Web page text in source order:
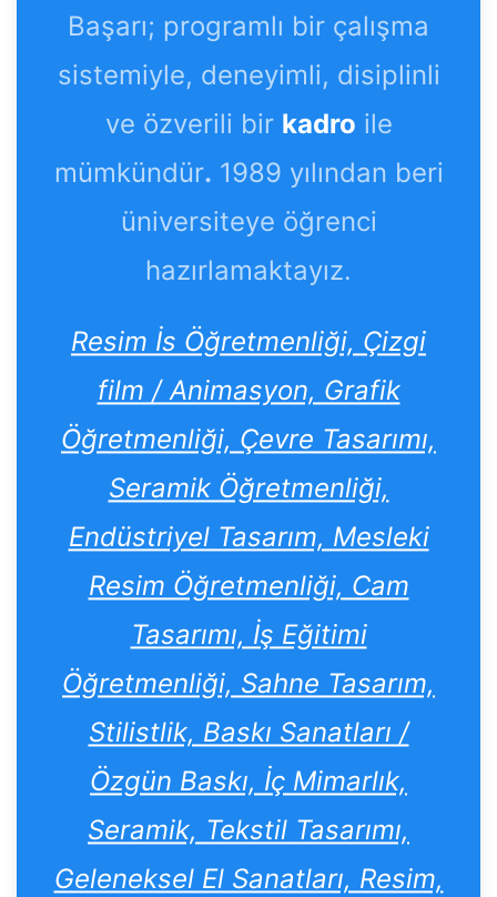
Başarı; programlı bir çalışma
sistemiyle, deneyimli, disiplinli
ve özverili bir kadro ile
mümkündür. 1989 yılından beri
üniversiteye öğrenci
hazırlamaktayız.
Resim İs Öğretmenliği, Çizgi
film / Animasyon, Grafik
Öğretmenliği, Çevre Tasarımı,
Seramik Öğretmenliği,
Endüstriyel Tasarım, Mesleki
Resim Öğretmenliği, Cam
Tasarımı, İş Eğitimi
Öğretmenliği, Sahne Tasarım,
Stilistlik, Baskı Sanatları /
Özgün Baskı, İç Mimarlık,
Seramik, Tekstil Tasarımı,
Geleneksel El Sanatları, Resim,